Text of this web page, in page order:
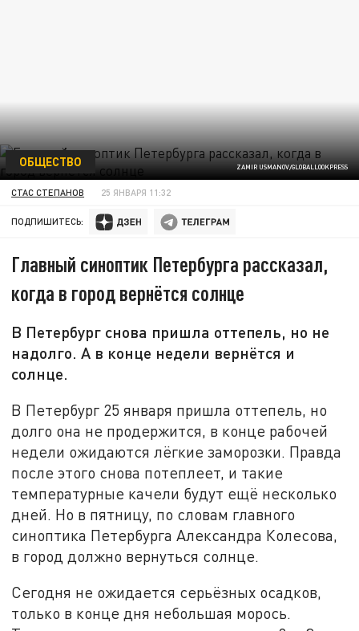
ZAMIR USMANOV/GLOBALLOOKPRESS
ОБЩЕСТВО
СТАС СТЕПАНОВ 25 ЯНВАРЯ 11:32
ПОДПИШИТЕСЬ:
Главный синоптик Петербурга рассказал,
когда в город вернётся солнце
В Петербург снова пришла оттепель, но не
надолго. А в конце недели вернётся и
солнце.
В Петербург 25 января пришла оттепель, но
долго она не продержится, в конце рабочей
недели ожидаются лёгкие заморозки. Правда
после этого снова потеплеет, и такие
температурные качели будут ещё несколько
дней. Но в пятницу, по словам главного
синоптика Петербурга Александра Колесова,
в город должно вернуться солнце.
Сегодня не ожидается серьёзных осадков,
только в конце дня небольшая морось.